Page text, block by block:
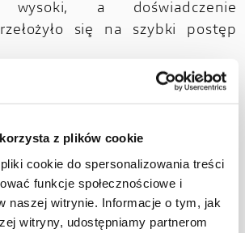
z plików cookie
cookie do spersonalizowania treści
funkcje społecznościowe i
naszej witrynie. Informacje o tym, jak
witryny, udostępniamy partnerom
a doświadczenie
się na szybki postęp